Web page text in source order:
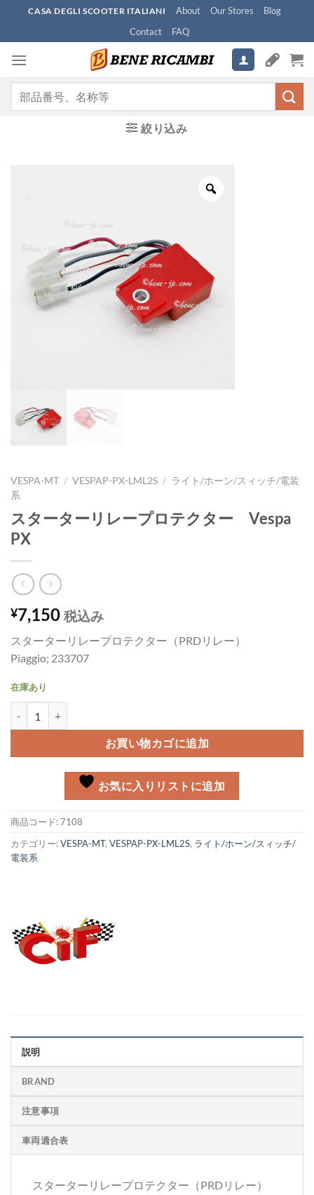
content
CASA DEGLI SCOOTER ITALIANI About Our Stores
Blog
Contact
FAQ
絞り込み
VESPA-MT / VESPAP-PX-LML2S / ライト/ホーン/スィッチ/電装
系
スターターリレープロテクター Vespa
PX
¥7,150 税込み
スターターリレープロテクター（PRDリレー）
Piaggio; 233707
在庫あり
お買い物カゴに追加
お気に入りリストに追加
商品コード:7108
カテゴリー:VESPA-MT, VESPAP-PX-LML2S, ライト/ホーン/スィッチ/
電装系
説明
BRAND
注意事項
車両適合表
スターターリレープロテクター（PRDリレー）